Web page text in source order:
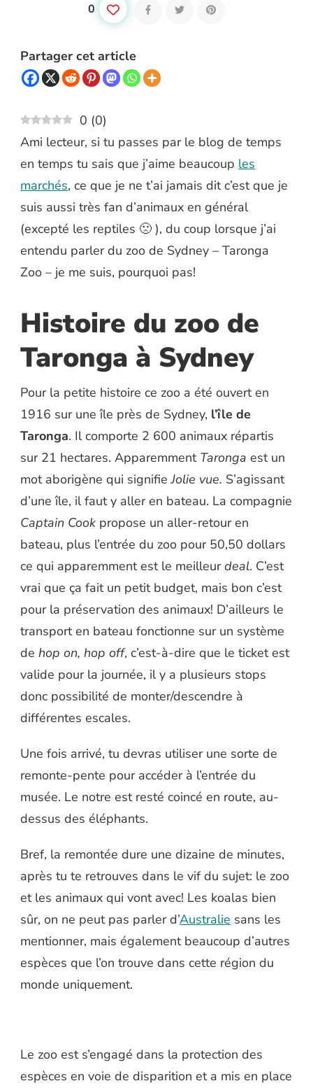
0
Partager cet article
0 (0)
Ami lecteur, si tu passes par le blog de temps
en temps tu sais que j’aime beaucoup les
marchés, ce que je ne t’ai jamais dit c’est que je
suis aussi très fan d’animaux en général
(excepté les reptiles 🙁 ), du coup lorsque j’ai
entendu parler du zoo de Sydney – Taronga
Zoo – je me suis, pourquoi pas!
Histoire du zoo de
Taronga à Sydney
Pour la petite histoire ce zoo a été ouvert en
1916 sur une île près de Sydney, l’île de
Taronga. Il comporte 2 600 animaux répartis
sur 21 hectares. Apparemment Taronga est un
mot aborigène qui signifieJolie vue. S’agissant
d’une île, il faut y aller en bateau. La compagnie
Captain Cook propose un aller-retour en
bateau, plus l’entrée du zoo pour 50,50 dollars
ce qui apparemment est le meilleurdeal. C’est
vrai que ça fait un petit budget, mais bon c’est
pour la préservation des animaux! D’ailleurs le
transport en bateau fonctionne sur un système
de hop on, hop off, c’est-à-dire que le ticket est
valide pour la journée, il y a plusieurs stops
donc possibilité de monter/descendre à
différentes escales.
Une fois arrivé, tu devras utiliser une sorte de
remonte-pente pour accéder à l’entrée du
musée. Le notre est resté coincé en route, au-
dessus des éléphants.
Bref, la remontée dure une dizaine de minutes,
après tu te retrouves dans le vif du sujet: le zoo
et les animaux qui vont avec! Les koalas bien
sûr, on ne peut pas parler d’Australie sans les
mentionner, mais également beaucoup d’autres
espèces que l’on trouve dans cette région du
monde uniquement.
Le zoo est s’engagé dans la protection des
espèces en voie de disparition et a mis en place